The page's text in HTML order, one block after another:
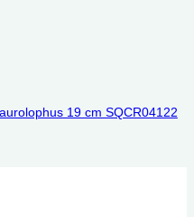
19 cm SQCR04122